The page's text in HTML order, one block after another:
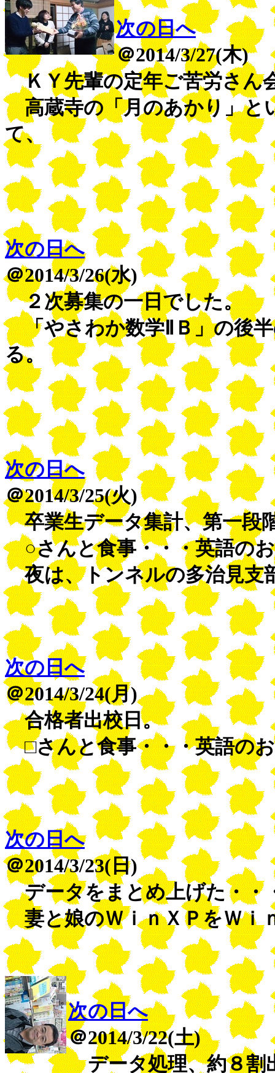
次の日へ
＠2014/3/27(木)
ＫＹ先輩の定年ご苦労さん
高蔵寺の「月のあかり」と
て、
次の日へ
＠2014/3/26(水)
２次募集の一日でした。
「やさわか数学ⅡＢ」の後半
る。
次の日へ
＠2014/3/25(火)
卒業生データ集計、第一段
○さんと食事・・・英語の
夜は、トンネルの多治見支
次の日へ
＠2014/3/24(月)
合格者出校日。
□さんと食事・・・英語の
次の日へ
＠2014/3/23(日)
データをまとめ上げた・・
妻と娘のＷｉｎＸＰをＷｉ
次の日へ
＠2014/3/22(土)
データ処理、約８割